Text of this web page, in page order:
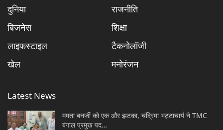
दुनिया
राजनीति
बिजनेस
शिक्षा
लाइफस्टाइल
टैकनोलॉजी
खेल
मनोरंजन
Latest News
ममता बनर्जी को एक और झटका, चंद्रिमा भट्टाचार्य ने TMC
बंगाल प्रमुख पद…